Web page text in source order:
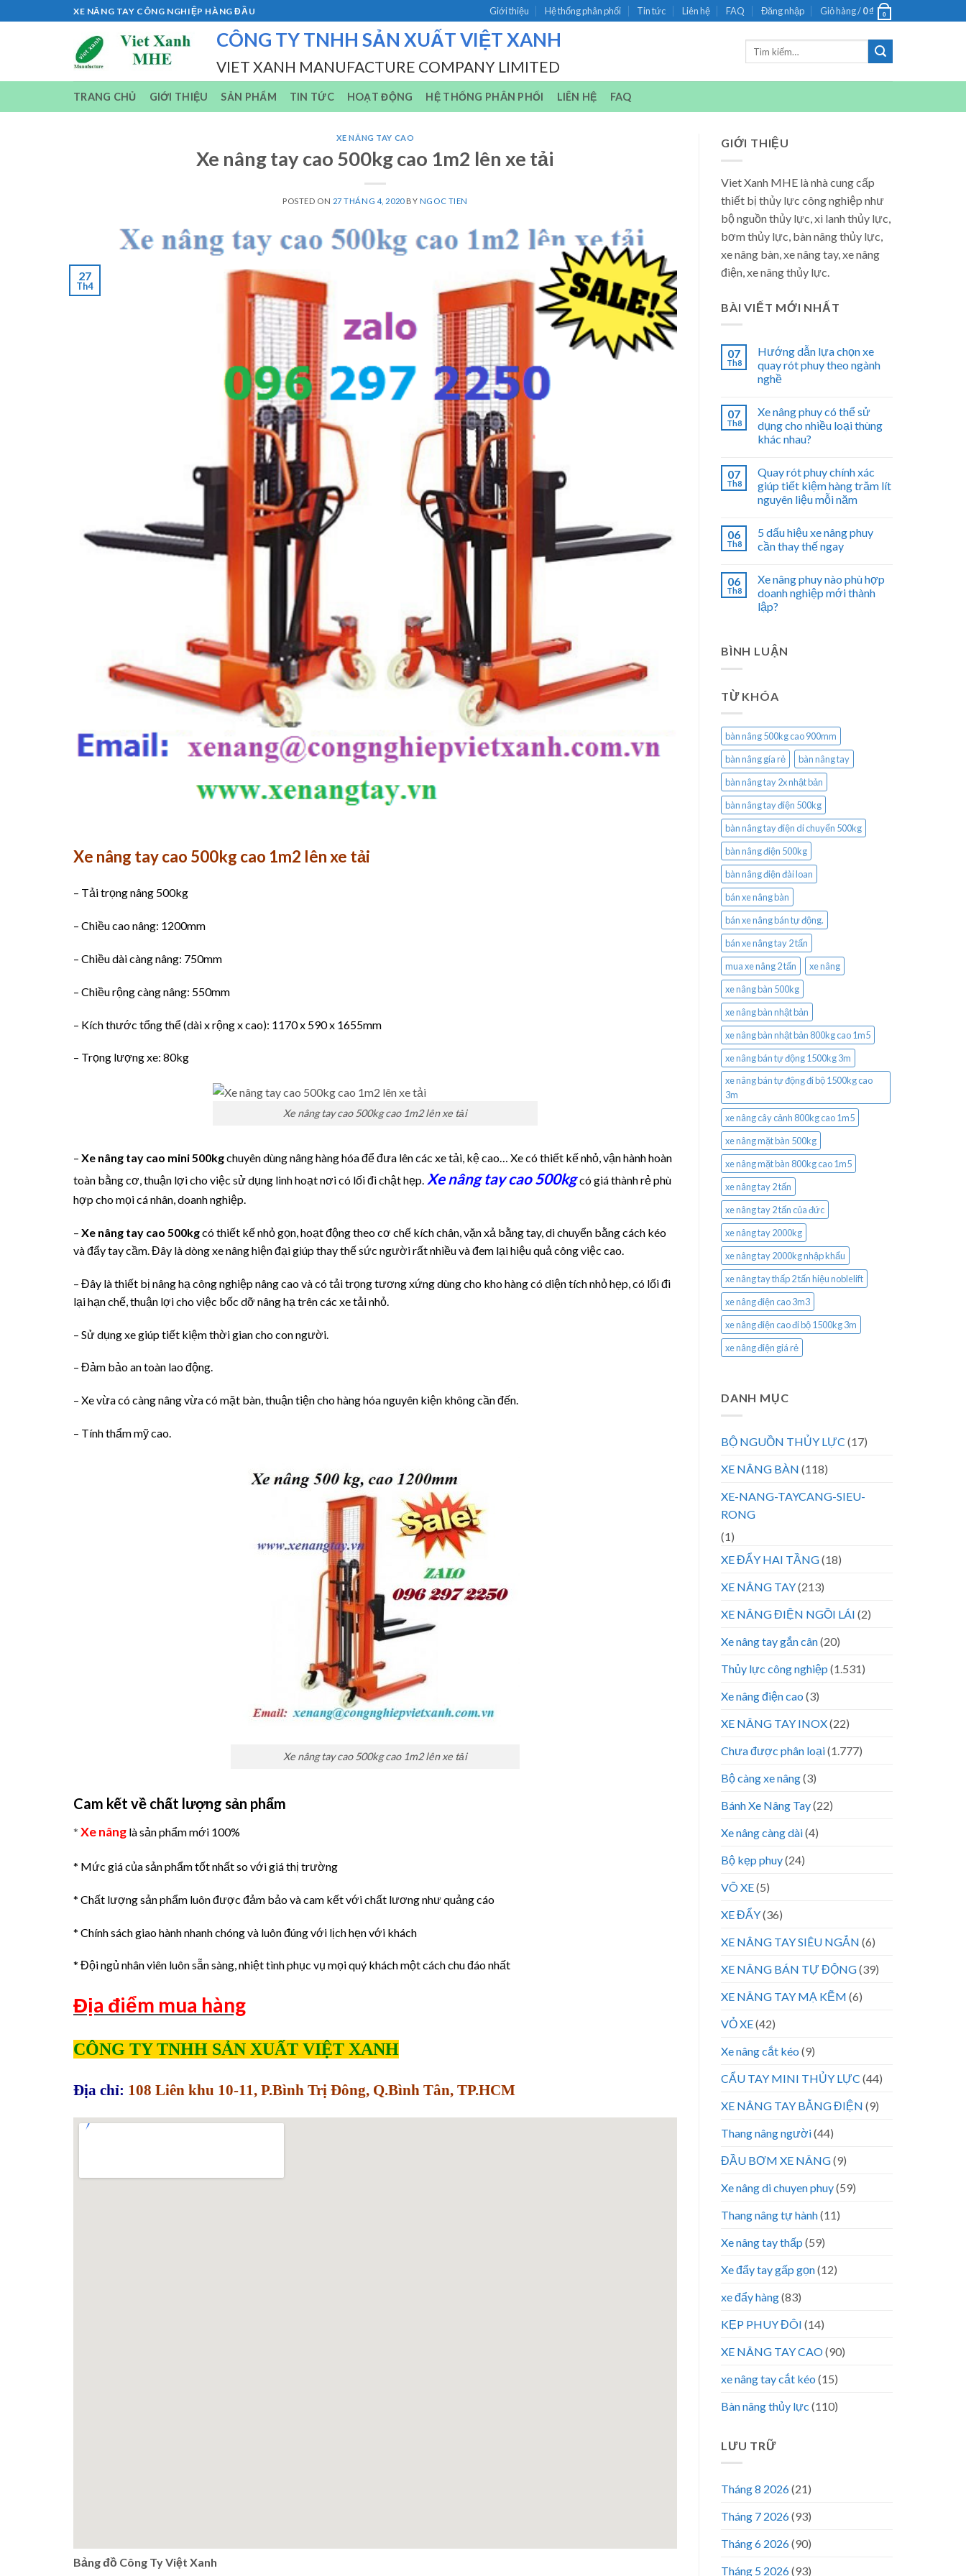
to
XE NÂNG TAY CÔNG NGHIỆP HÀNG ĐẦU Giới thiệu Hệ thống phân phối Tin tức Liên hệ FAQ Đăng nhập Giỏ hàng /0₫ 0
CÔNG TY TNHH SẢN XUẤT VIỆT XANH
VIET XANH MANUFACTURE COMPANY LIMITED
TRANG CHỦ GIỚI THIỆU SẢN PHẨM TIN TỨC HOẠT ĐỘNG HỆ THỐNG PHÂN PHỐI LIÊN HỆ FAQ
XE NÂNG TAY CAO
Xe nâng tay cao 500kg cao 1m2 lên xe tải
POSTED ON 27 THÁNG 4, 2020BY NGOC TIEN
27
Th4
Xe nâng tay cao 500kg cao 1m2 lên xe tải
– Tải trọng nâng 500kg
– Chiều cao nâng: 1200mm
– Chiều dài càng nâng: 750mm
– Chiều rộng càng nâng: 550mm
– Kích thước tổng thể (dài x rộng x cao): 1170 x 590 x 1655mm
– Trọng lượng xe: 80kg
Xe nâng tay cao 500kg cao 1m2 lên xe tải
– Xe nâng tay cao mini 500kgchuyên dùng nâng hàng hóa để đưa lên các xe tải, kệ cao… Xe có thiết kế nhỏ, vận hành hoàn
toàn bằng cơ, thuận lợi cho việc sử dụng linh hoạt nơi có lối đi chật hẹp. Xe nâng tay cao 500kg có giá thành rẻ phù
hợp cho mọi cá nhân, doanh nghiệp.
– Xe nâng tay cao 500kgcó thiết kế nhỏ gọn, hoạt động theo cơ chế kích chân, vặn xả bằng tay, di chuyển bằng cách kéo
và đẩy tay cầm. Đây là dòng xe nâng hiện đại giúp thay thế sức người rất nhiều và đem lại hiệu quả công việc cao.
– Đây là thiết bị nâng hạ công nghiệp nâng cao và có tải trọng tương xứng dùng cho kho hàng có diện tích nhỏ hẹp, có lối đi
lại hạn chế, thuận lợi cho việc bốc dỡ nâng hạ trên các xe tải nhỏ.
– Sử dụng xe giúp tiết kiệm thời gian cho con người.
– Đảm bảo an toàn lao động.
– Xe vừa có càng nâng vừa có mặt bàn, thuận tiện cho hàng hóa nguyên kiện không cần đến.
– Tính thẩm mỹ cao.
Xe nâng tay cao 500kg cao 1m2 lên xe tải
Cam kết về chất lượng sản phẩm
* Xe nâng là sản phẩm mới 100%
* Mức giá của sản phẩm tốt nhất so với giá thị trường
* Chất lượng sản phẩm luôn được đảm bảo và cam kết với chất lương như quảng cáo
* Chính sách giao hành nhanh chóng và luôn đúng với lịch hẹn với khách
* Đội ngủ nhân viên luôn sẵn sàng, nhiệt tình phục vụ mọi quý khách một cách chu đáo nhất
Địa điểm mua hàng
CÔNG TY TNHH SẢN XUẤT VIỆT XANH
Địa chỉ: 108 Liên khu 10-11, P.Bình Trị Đông, Q.Bình Tân, TP.HCM
Bảng đồ Công Ty Việt Xanh
GIỚI THIỆU
Viet Xanh MHE là nhà cung cấp
thiết bị thủy lực công nghiệp như
bộ nguồn thủy lực, xi lanh thủy lực,
bơm thủy lực, bàn nâng thủy lực,
xe nâng bàn, xe nâng tay, xe nâng
điện, xe nâng thủy lực.
BÀI VIẾT MỚI NHẤT
07
Th8
Hướng dẫn lựa chọn xe
quay rót phuy theo ngành
nghề
07
Th8
Xe nâng phuy có thể sử
dụng cho nhiều loại thùng
khác nhau?
07
Th8
Quay rót phuy chính xác
giúp tiết kiệm hàng trăm lít
nguyên liệu mỗi năm
06
Th8
5 dấu hiệu xe nâng phuy
cần thay thế ngay
06
Th8
Xe nâng phuy nào phù hợp
doanh nghiệp mới thành
lập?
BÌNH LUẬN
TỪ KHÓA
bàn nâng 500kg cao 900mm
bàn nâng gía rẻ
bàn nâng tay
bàn nâng tay 2x nhật bản
bàn nâng tay điện 500kg
bàn nâng tay điện di chuyển 500kg
bàn nâng điện 500kg
bàn nâng điện đài loan
bán xe nâng bàn
bán xe nâng bán tự động.
bán xe nâng tay 2 tấn
mua xe nâng 2 tấn
xe nâng
xe nâng bàn 500kg
xe nâng bàn nhật bản
xe nâng bàn nhật bản 800kg cao 1m5
xe nâng bán tự động 1500kg 3m
xe nâng bán tự động đi bộ 1500kg cao
3m
xe nâng cây cảnh 800kg cao 1m5
xe nâng mặt bàn 500kg
xe nâng mặt bàn 800kg cao 1m5
xe nâng tay 2 tấn
xe nâng tay 2 tấn của đức
xe nâng tay 2000kg
xe nâng tay 2000kg nhập khẩu
xe nâng tay thấp 2 tấn hiệu noblelift
xe nâng điện cao 3m3
xe nâng điện cao đi bộ 1500kg 3m
xe nâng điện giá rẻ
DANH MỤC
BỘ NGUỒN THỦY LỰC (17)
XE NÂNG BÀN (118)
XE-NANG-TAYCANG-SIEU-
RONG
(1)
XE ĐẨY HAI TẦNG(18)
XE NÂNG TAY(213)
XE NÂNG ĐIỆN NGỒI LÁI (2)
Xe nâng tay gắn cân(20)
Thủy lực công nghiệp (1.531)
Xe nâng điện cao (3)
XE NÂNG TAY INOX(22)
Chưa được phân loại(1.777)
Bộ càng xe nâng(3)
Bánh Xe Nâng Tay(22)
Xe nâng càng dài(4)
Bộ kẹp phuy(24)
VÕ XE(5)
XE ĐẨY(36)
XE NÂNG TAY SIÊU NGẮN (6)
XE NÂNG BÁN TỰ ĐỘNG(39)
XE NÂNG TAY MẠ KẼM (6)
VỎ XE(42)
Xe nâng cắt kéo (9)
CẨU TAY MINI THỦY LỰC (44)
XE NÂNG TAY BẰNG ĐIỆN (9)
Thang nâng người(44)
ĐẦU BƠM XE NÂNG(9)
Xe nâng di chuyen phuy(59)
Thang nâng tự hành(11)
Xe nâng tay thấp (59)
Xe đẩy tay gấp gọn(12)
xe đẩy hàng(83)
KẸP PHUY ĐÔI (14)
XE NÂNG TAY CAO(90)
xe nâng tay cắt kéo (15)
Bàn nâng thủy lực (110)
LƯU TRỮ
Tháng 8 2026(21)
Tháng 7 2026(93)
Tháng 6 2026(90)
Tháng 5 2026(93)